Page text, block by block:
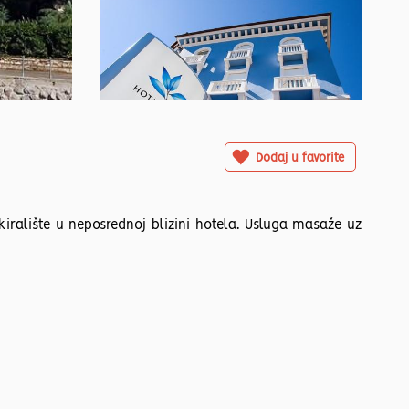
Dodaj u favorite
u neposrednoj blizini hotela. Usluga masaže uz